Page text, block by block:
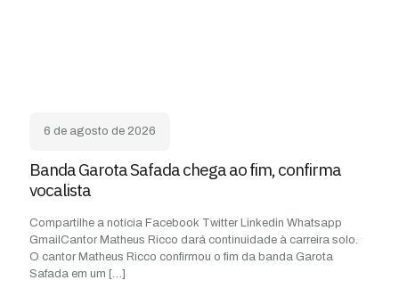
6 de agosto de 2026
Banda Garota Safada chega ao fim, confirma
vocalista
Compartilhe a notícia Facebook Twitter Linkedin Whatsapp
GmailCantor Matheus Ricco dará continuidade à carreira solo.
O cantor Matheus Ricco confirmou o fim da banda Garota
Safada em um […]